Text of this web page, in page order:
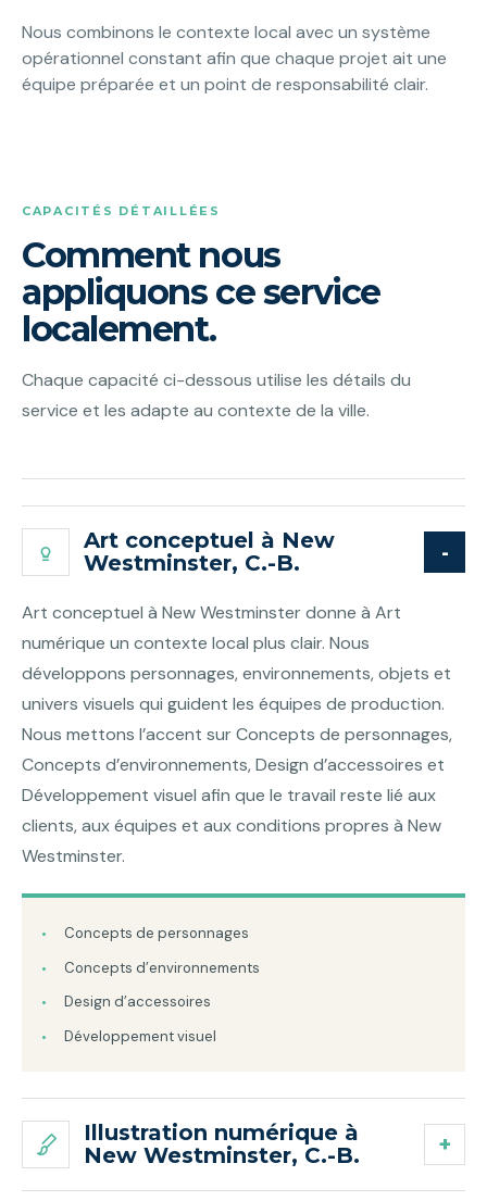
Nous combinons le contexte local avec un système
opérationnel constant afin que chaque projet ait une
équipe préparée et un point de responsabilité clair.
CAPACITÉS DÉTAILLÉES
Comment nous
appliquons ce service
localement.
Chaque capacité ci-dessous utilise les détails du
service et les adapte au contexte de la ville.
Art conceptuel à New
Westminster, C.-B.
Art conceptuel à New Westminster donne à Art
numérique un contexte local plus clair. Nous
développons personnages, environnements, objets et
univers visuels qui guident les équipes de production.
Nous mettons l’accent sur Concepts de personnages,
Concepts d’environnements, Design d’accessoires et
Développement visuel afin que le travail reste lié aux
clients, aux équipes et aux conditions propres à New
Westminster.
Concepts de personnages
Concepts d’environnements
Design d’accessoires
Développement visuel
Illustration numérique à
New Westminster, C.-B.